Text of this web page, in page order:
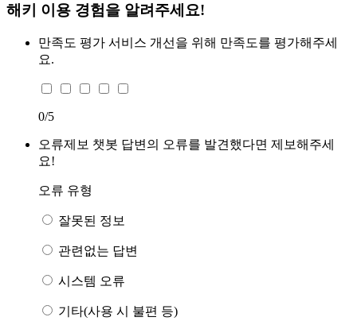
해키 이용 경험을 알려주세요!
만족도 평가 서비스 개선을 위해 만족도를 평가해주세
요.
0/5
오류제보 챗봇 답변의 오류를 발견했다면 제보해주세
요!
오류 유형
잘못된 정보
관련없는 답변
시스템 오류
기타(사용 시 불편 등)